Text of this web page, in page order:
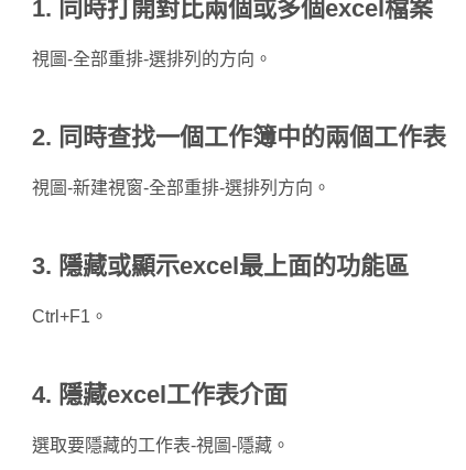
1. 同時打開對比兩個或多個excel檔案
視圖-全部重排-選排列的方向。
2. 同時查找一個工作簿中的兩個工作表
視圖-新建視窗-全部重排-選排列方向。
3. 隱藏或顯示excel最上面的功能區
Ctrl+F1。
4. 隱藏excel工作表介面
選取要隱藏的工作表-視圖-隱藏。